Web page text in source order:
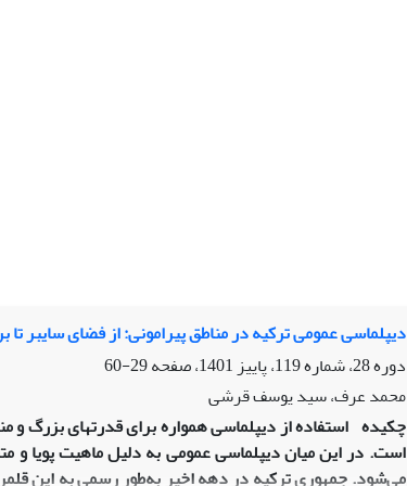
دیپلماسی عمومی ترکیه در مناطق پیرامونی: از فضای سایبر تا
دوره 28، شماره 119، پاییز 1401، صفحه
29-60
محمد عرف، سید یوسف قرشی
چکیده استفاده از دیپلماسی همواره برای قدرت­های بزرگ
است. در این میان دیپلماسی عمومی به دلیل ماهیت پویا و
می‌شود. جمهوری ترکیه در دهه اخیر به‌طور رسمی به این